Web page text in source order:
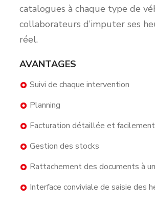
catalogues à chaque type de
collaborateurs d’imputer ses
réel.
AVANTAGES
Suivi de chaque intervention
Planning
Facturation détaillée et
Gestion des stocks
Rattachement des documents à
Interface conviviale de saisie des